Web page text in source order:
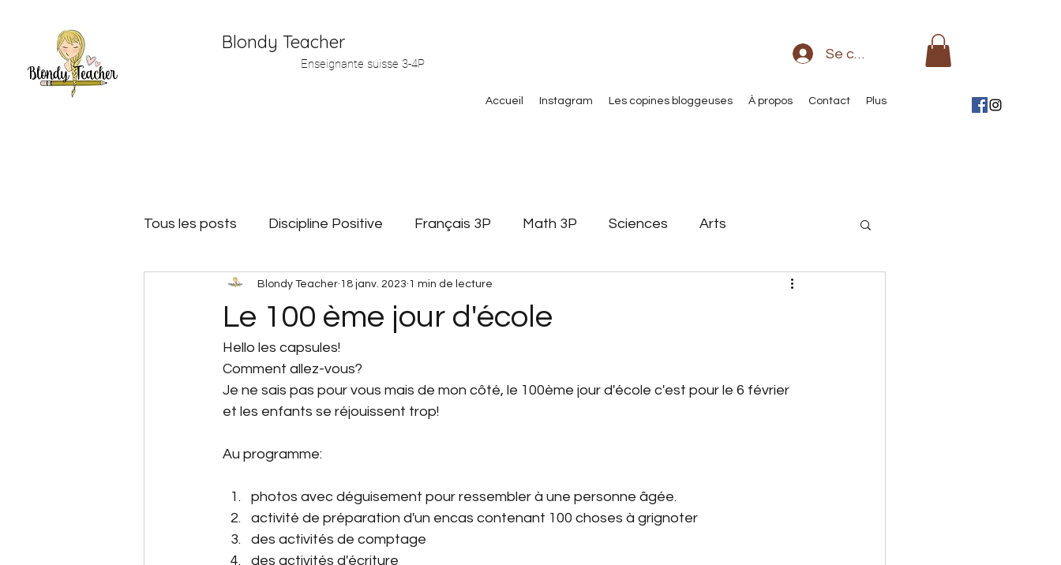
Enseignante suisse 3-4P
Se connecter
Accueil Instagram Les copines bloggeuses À propos Contact Plus
Blondy Teacher
Tous les posts Discipline Positive Français 3P Math 3P Sciences Arts
Matériel de maitresse Littérature jeunesse
Plan de travail Jeux de math
Matériel de maitresse Géométrie
Espace à scénario Dictées Carnaval
Le 100 ème jour d'école
Blondy Teacher 18 janv. 2023 1 min de lecture
Hello les capsules!
Comment allez-vous?
Je ne sais pas pour vous mais de mon côté, le 100ème jour d'école c'est pour le 6 février
et les enfants se réjouissent trop!
Au programme:
photos avec déguisement pour ressembler à une personne âgée.
activité de préparation d'un encas contenant 100 choses à grignoter
des activités de comptage
des activités d'écriture